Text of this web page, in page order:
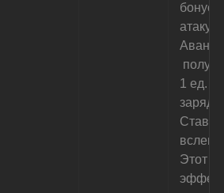
бонус-
атаку,
1 ед.
заряда
Этот